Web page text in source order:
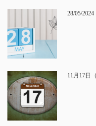
28/05/2024
11月17日